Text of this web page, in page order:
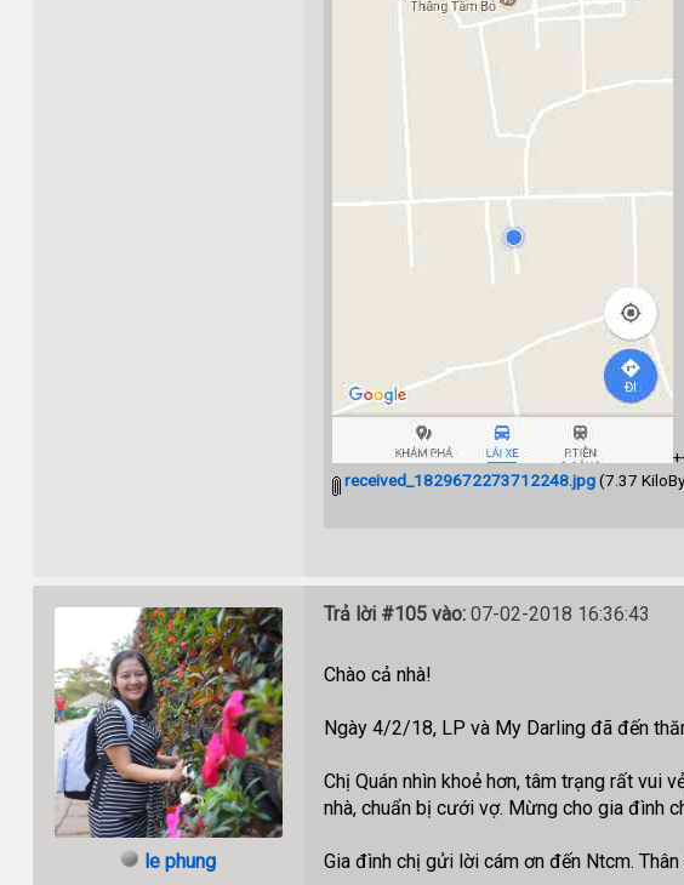
received_1829672273712248.jpg(7.37
le phung
Trả lời #105 vào:07-02-2018 16:36:43
Chào cả nhà!
Ngày 4/2/18, LP và My Darling đã đến
Chị Quán nhìn khoẻ hơn, tâm trạng rất vui
nhà, chuẩn bị cưới vợ. Mừng cho gia đình
Gia đình chị gửi lời cám ơn đến Ntcm. Thân